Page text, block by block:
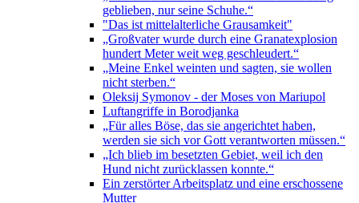
geblieben, nur seine Schuhe.“
"Das ist mittelalterliche Grausamkeit"
„Großvater wurde durch eine Granatexplosion
hundert Meter weit weg geschleudert.“
„Meine Enkel weinten und sagten, sie wollen
nicht sterben.“
Oleksij Symonov - der Moses von Mariupol
Luftangriffe in Borodjanka
„Für alles Böse, das sie angerichtet haben,
werden sie sich vor Gott verantworten müssen.“
„Ich blieb im besetzten Gebiet, weil ich den
Hund nicht zurücklassen konnte.“
Ein zerstörter Arbeitsplatz und eine erschossene
Mutter